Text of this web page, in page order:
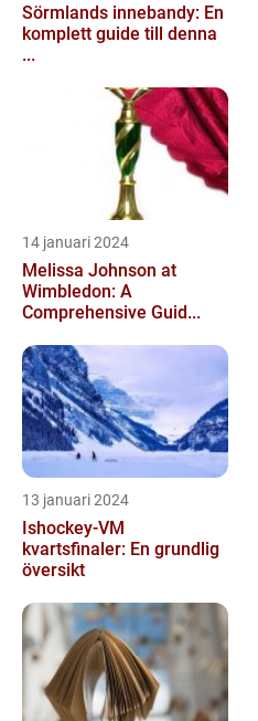
Sörmlands innebandy: En
komplett guide till denna
...
14 januari 2024
Melissa Johnson at
Wimbledon: A
Comprehensive Guid...
13 januari 2024
Ishockey-VM
kvartsfinaler: En grundlig
översikt